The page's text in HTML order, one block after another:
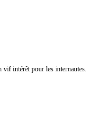
vif intérêt pour les internautes.